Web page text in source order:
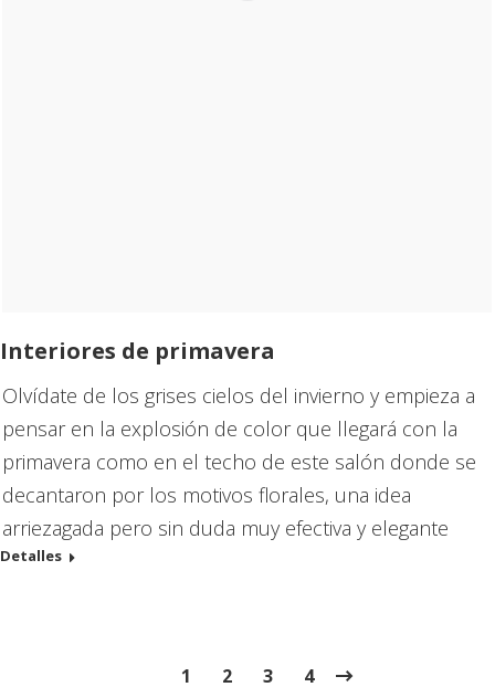
Interiores de primavera
Olvídate de los grises cielos del invierno y empieza a
pensar en la explosión de color que llegará con la
primavera como en el techo de este salón donde se
decantaron por los motivos florales, una idea
arriezagada pero sin duda muy efectiva y elegante
Detalles
1 2 3 4